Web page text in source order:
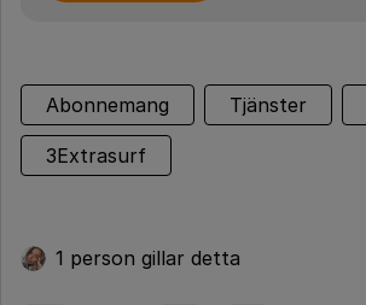
Abonnemang Tjänster
3Extrasurf
1 person gillar detta